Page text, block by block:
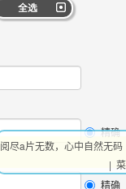
全选
精确
精确
阅尽a片无数，心中自然无码
|